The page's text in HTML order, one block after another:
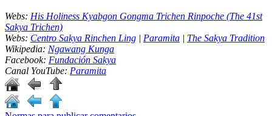
Webs: His Holiness Kyabgon Gongma Trichen Rinpoche (The 41st
Sakya Trichen)
Webs: Centro Sakya Rinchen Ling | Paramita | The Sakya Tradition
Wikipedia: Ngawang Kunga
Facebook: Fundación Sakya
Canal YouTube: Paramita